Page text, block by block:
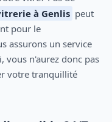
à Genlis peut
pour le
assurons un service
vous n'aurez donc pas
votre tranquillité